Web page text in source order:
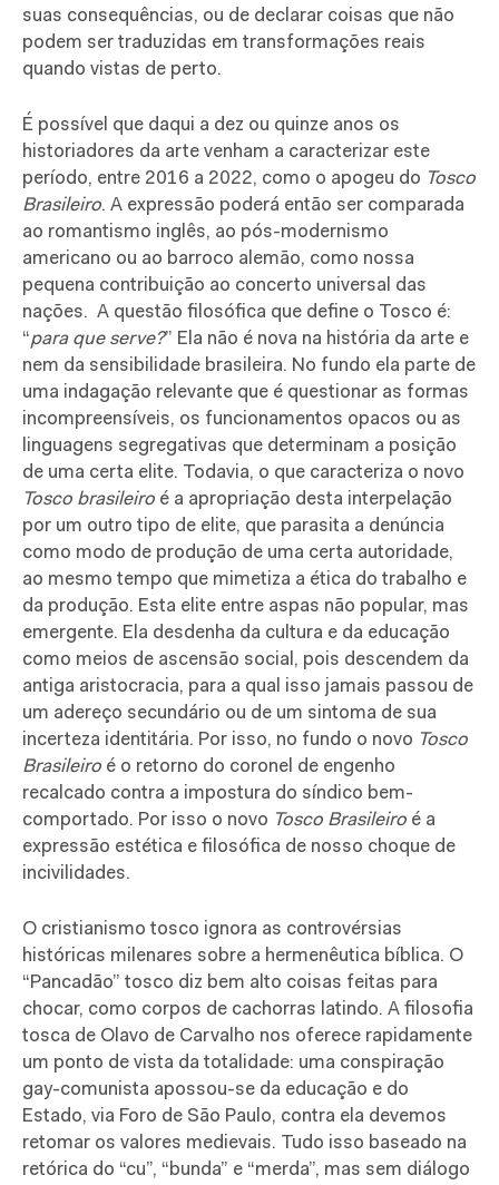
suas consequências, ou de declarar coisas que não
podem ser traduzidas em transformações reais
quando vistas de perto.
É possível que daqui a dez ou quinze anos os
historiadores da arte venham a caracterizar este
período, entre 2016 a 2022, como o apogeu do Tosco
Brasileiro. A expressão poderá então ser comparada
ao romantismo inglês, ao pós-modernismo
americano ou ao barroco alemão, como nossa
pequena contribuição ao concerto universal das
nações. A questão filosófica que define o Tosco é:
“para que serve?” Ela não é nova na história da arte e
nem da sensibilidade brasileira. No fundo ela parte de
uma indagação relevante que é questionar as formas
incompreensíveis, os funcionamentos opacos ou as
linguagens segregativas que determinam a posição
de uma certa elite. Todavia, o que caracteriza o novo
Tosco brasileiro é a apropriação desta interpelação
por um outro tipo de elite, que parasita a denúncia
como modo de produção de uma certa autoridade,
ao mesmo tempo que mimetiza a ética do trabalho e
da produção. Esta elite entre aspas não popular, mas
emergente. Ela desdenha da cultura e da educação
como meios de ascensão social, pois descendem da
antiga aristocracia, para a qual isso jamais passou de
um adereço secundário ou de um sintoma de sua
incerteza identitária. Por isso, no fundo o novo Tosco
Brasileiro é o retorno do coronel de engenho
recalcado contra a impostura do síndico bem-
comportado. Por isso o novo Tosco Brasileiro é a
expressão estética e filosófica de nosso choque de
incivilidades.
O cristianismo tosco ignora as controvérsias
históricas milenares sobre a hermenêutica bíblica. O
“Pancadão” tosco diz bem alto coisas feitas para
chocar, como corpos de cachorras latindo. A filosofia
tosca de Olavo de Carvalho nos oferece rapidamente
um ponto de vista da totalidade: uma conspiração
gay-comunista apossou-se da educação e do
Estado, via Foro de São Paulo, contra ela devemos
retomar os valores medievais. Tudo isso baseado na
retórica do “cu”, “bunda” e “merda”, mas sem diálogo